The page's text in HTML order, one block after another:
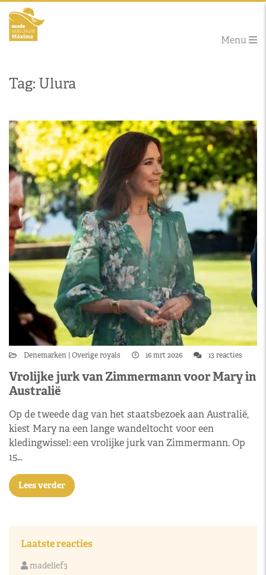
Menu
Tag: Ulura
Denemarken Overige royals 16 mrt 2026 13 reacties
Vrolijke jurk van Zimmermann voor Mary in
Australië
Op de tweede dag van het staatsbezoek aan Australië,
kiest Mary na een lange wandeltocht voor een
kledingwissel: een vrolijke jurk van Zimmermann. Op
15…
Lees verder
Laatste reacties
madelief3